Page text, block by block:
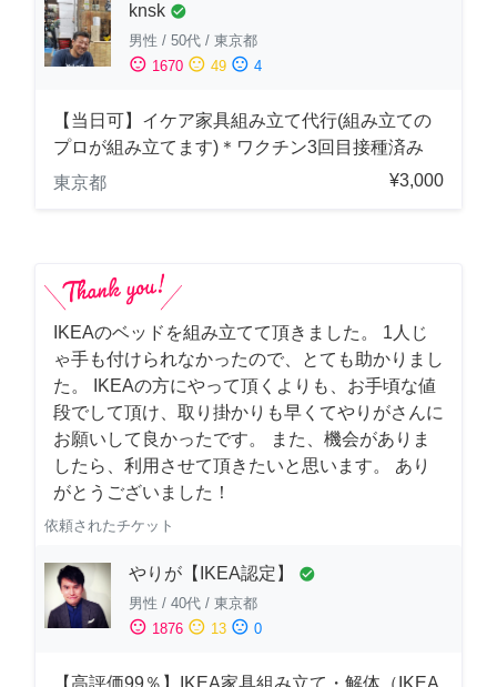
knsk check_circle
男性 / 50代 / 東京都
sentiment_satisfied 1670 sentiment_neutral 49 sentiment_dissatisfied 4
【当日可】イケア家具組み立て代行(組み立ての
プロが組み立てます)＊ワクチン3回目接種済み
東京都
¥3,000
IKEAのベッドを組み立てて頂きました。 1人じ
ゃ手も付けられなかったので、とても助かりまし
た。 IKEAの方にやって頂くよりも、お手頃な値
段でして頂け、取り掛かりも早くてやりがさんに
お願いして良かったです。 また、機会がありま
したら、利用させて頂きたいと思います。 あり
がとうございました！
依頼されたチケット
やりが【IKEA認定】 check_circle
男性 / 40代 / 東京都
sentiment_satisfied 1876 sentiment_neutral 13 sentiment_dissatisfied 0